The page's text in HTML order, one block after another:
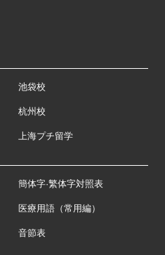
池袋校
杭州校
上海プチ留学
簡体字·繁体字対照表
医療用語（常用編）
音節表